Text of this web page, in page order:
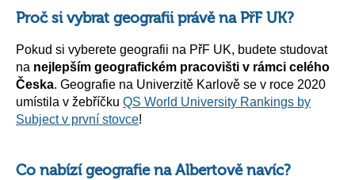
Proč si vybrat geografii právě na PřF UK?
Pokud si vyberete geografii na PřF UK, budete studovat
na nejlepším geografickém pracovišti v rámci celého
Česka. Geografie na Univerzitě Karlově se v roce 2020
umístila v žebříčku QS World University Rankings by
Subject v první stovce!
Co nabízí geografie na Albertově navíc?